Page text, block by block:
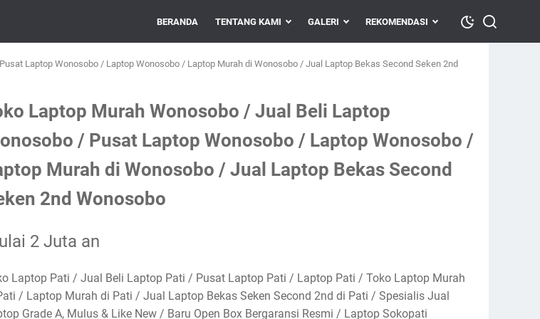
BERANDA TENTANG KAMI GALERI REKOMENDASI
Laptop Wonosobo / Laptop Wonosobo / Laptop Murah di Wonosobo / Jual Laptop Bekas Second Seken 2nd
Laptop Murah Wonosobo / Jual Beli Laptop
/ Pusat Laptop Wonosobo / Laptop Wonosobo /
Murah di Wonosobo / Jual Laptop Bekas Second
2nd Wonosobo
2 Juta an
Laptop Pati / Jual Beli Laptop Pati / Pusat Laptop Pati / Laptop Pati / Toko Laptop Murah
/ Laptop Murah di Pati / Jual Laptop Bekas Seken Second 2nd di Pati / Spesialis Jual
Grade A, Mulus & Like New / Baru Open Box Bergaransi Resmi / Laptop Sokopati